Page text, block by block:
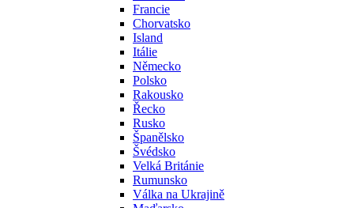
Francie
Chorvatsko
Island
Itálie
Německo
Polsko
Rakousko
Řecko
Rusko
Španělsko
Švédsko
Velká Británie
Rumunsko
Válka na Ukrajině